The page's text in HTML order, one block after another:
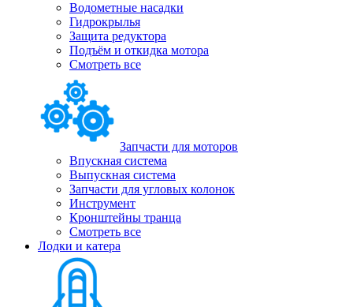
Водометные насадки
Гидрокрылья
Защита редуктора
Подъём и откидка мотора
Смотреть все
Запчасти для моторов
Впускная система
Выпускная система
Запчасти для угловых колонок
Инструмент
Кронштейны транца
Смотреть все
Лодки и катера